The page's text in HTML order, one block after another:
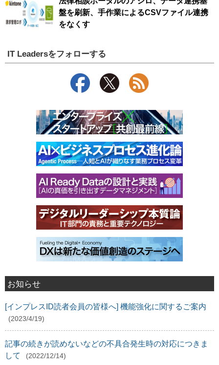
盤を刷新、手作業によるCSVファイル連携
をなくす
IT Leadersをフォローする
お知らせ
[インプレスID読者会員の皆様へ] 機能強化に関するご案内
(2023/4/19)
記事の続きが読めないなどの不具合発生時の対応につきま
して
(2022/12/14)